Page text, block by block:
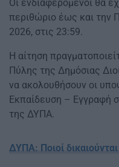
Οι ενδιαφερόμενοι θα
περιθώριο έως και την
2026, στις 23:59.
Η αίτηση
Πύλης της Δημόσιας
να ακολουθήσουν οι
Εκπαίδευση – Εγγραφή
της ΔΥΠΑ.
ΔΥΠΑ: Ποιοί